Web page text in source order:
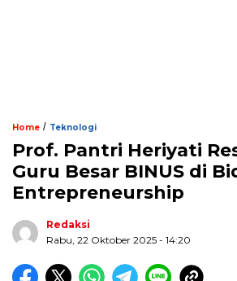
Home / Teknologi
Prof. Pantri Heriyati
Guru Besar BINUS di
Entrepreneurship
Redaksi
Rabu, 22 Oktober 2025 - 14:20